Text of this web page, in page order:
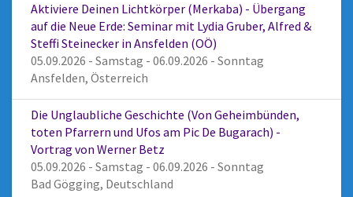
Aktiviere Deinen Lichtkörper (Merkaba) - Übergang
auf die Neue Erde: Seminar mit Lydia Gruber, Alfred &
Steffi Steinecker in Ansfelden (OÖ)
05.09.2026 - Samstag - 06.09.2026 - Sonntag
Ansfelden, Österreich
Die Unglaubliche Geschichte (Von Geheimbünden,
toten Pfarrern und Ufos am Pic De Bugarach) -
Vortrag von Werner Betz
05.09.2026 - Samstag - 06.09.2026 - Sonntag
Bad Gögging, Deutschland